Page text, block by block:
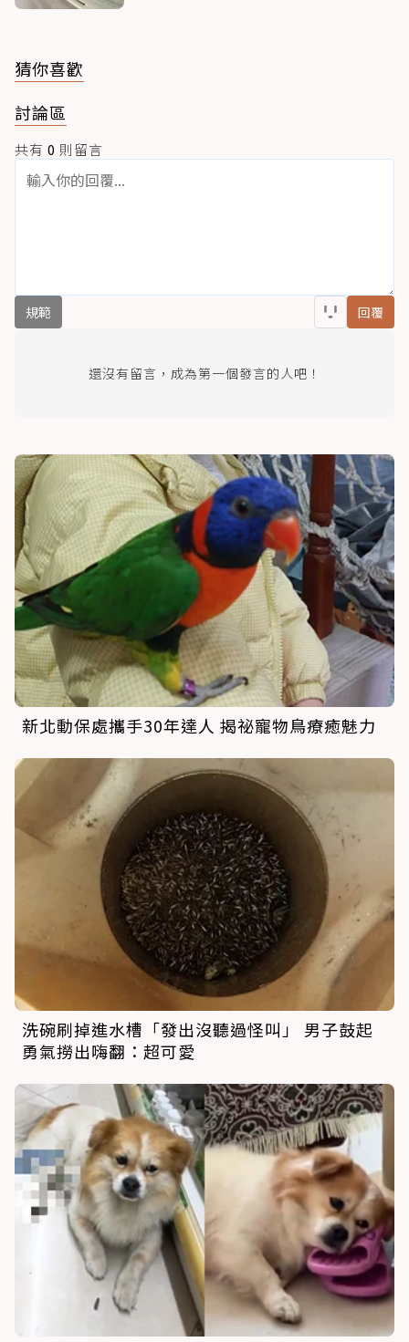
猜你喜歡
討論區
共有 0 則留言
規範 回覆
還沒有留言，成為第一個發言的人吧！
新北動保處攜手30年達人 揭祕寵物鳥療癒魅力
洗碗刷掉進水槽「發出沒聽過怪叫」 男子鼓起
勇氣撈出嗨翻：超可愛